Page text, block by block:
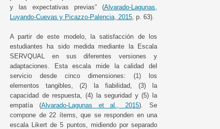
y las expectativas previas” (Alvarado-Lagunas,
Luyando-Cuevas y Picazzo-Palencia, 2015 , p. 63).
A partir de este modelo, la satisfacción de los
estudiantes ha sido medida mediante la Escala
SERVQUAL en sus diferentes versiones y
adaptaciones. Esta escala mide la calidad del
servicio desde cinco dimensiones: (1) los
elementos tangibles, (2) la fiabilidad, (3) la
capacidad de respuesta, (4) la seguridad y (5) la
empatía (Alvarado-Lagunas et al., 2015). Se
compone de 22 ítems, que se responden en una
escala Likert de 5 puntos, midiendo por separado